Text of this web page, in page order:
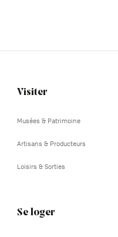
Navigation
Visiter
Musées & Patrimoine
Artisans & Producteurs
Loisirs & Sorties
Se loger